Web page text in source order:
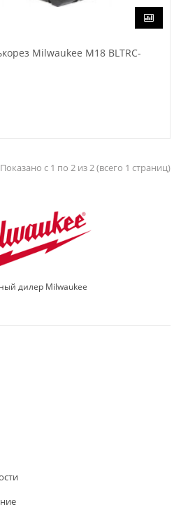
Milwaukee M18 BLTRC-
Показано с 1 по 2 из 2 (всего 1 страниц)
дилер Milwaukee